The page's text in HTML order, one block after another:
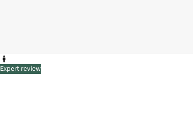
Expert review